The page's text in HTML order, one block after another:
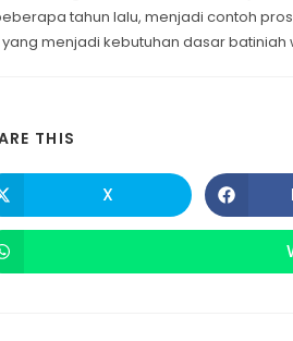
tahun lalu, menjadi contoh
yang menjadi kebutuhan dasar
THIS
THIS
CONTENT
Opens
in
a
X